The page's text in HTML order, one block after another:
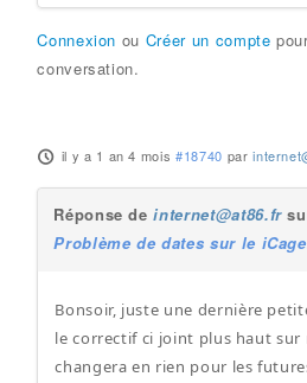
Connexion ou Créer un compte
conversation.
il y a 1 an 4 mois #18740 par
Réponse deinternet@at86.fr
Problème de dates sur le
Bonsoir, juste une dernière
le correctif ci joint plus haut sur
changera en rien pour les